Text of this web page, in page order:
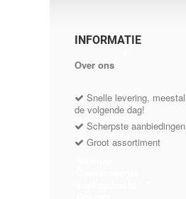
INFORMATIE
Оver ons
Snelle levering, meestal
de volgende dag!
Scherpste aanbiedingen
Groot assortiment